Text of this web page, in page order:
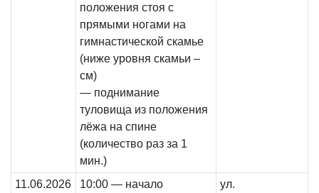
положения стоя с
прямыми ногами на
гимнастической скамье
(ниже уровня скамьи –
см)
— поднимание
туловища из положения
лёжа на спине
(количество раз за 1
мин.)
11.06.2026
10:00 — начало
ул.